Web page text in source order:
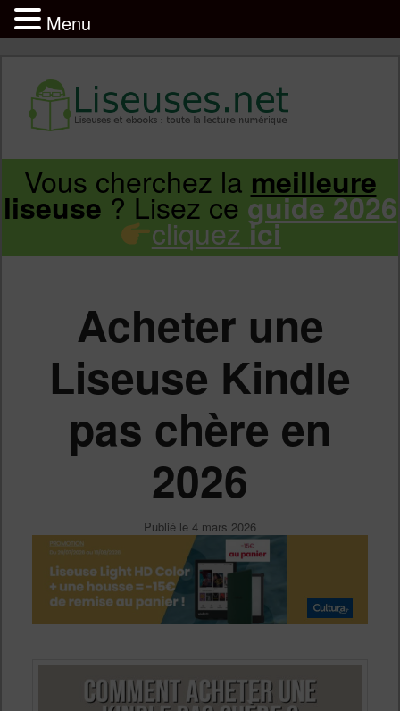
Infos sur les liseuses Kindle, Kobo,
Vivlio, Pocketbook
Aller
Aller
secondaire
Vous cherchez la meilleure
liseuse? Lisez ceguide 2026
cliquez ici
Acheter une
Liseuse Kindle
pas chère en
2026
Publié le 4 mars 2026
Menu